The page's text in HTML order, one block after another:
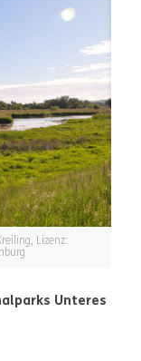
Lizenz:
Unteres